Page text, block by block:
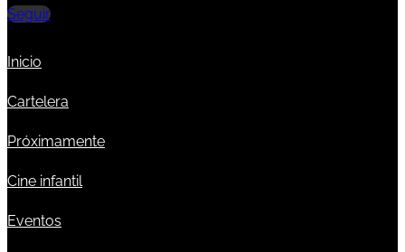
Seguir
Inicio
Cartelera
Próximamente
Cine infantil
Eventos